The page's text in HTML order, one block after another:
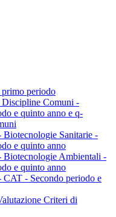
primo periodo
Discipline Comuni -
e quinto anno e q-
Biotecnologie Sanitarie -
e quinto anno
Biotecnologie Ambientali -
e quinto anno
CAT - Secondo periodo e
Criteri di